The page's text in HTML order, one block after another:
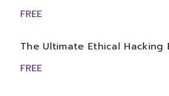
FREE
The Ultimate Ethical Hacking
FREE